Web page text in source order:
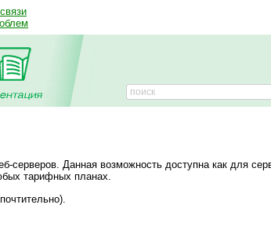
серверов. Данная возможность доступна как для
тарифных планах.